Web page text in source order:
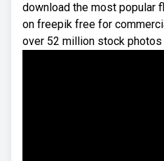
download the most popular
on freepik free for
over 52 million stock photos